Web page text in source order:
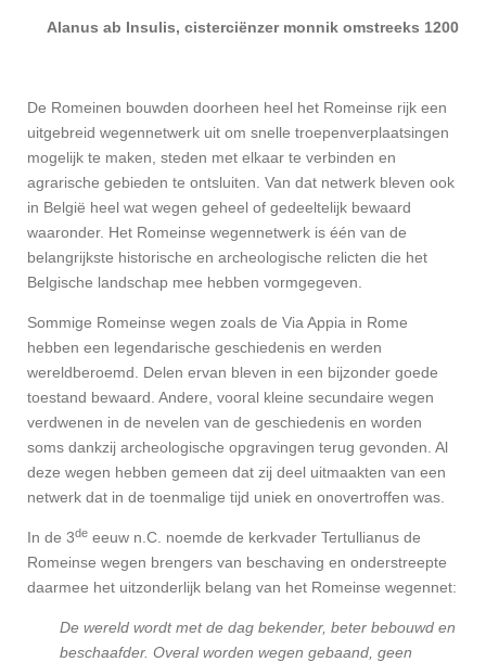
Alanus ab Insulis, cisterciënzer monnik omstreeks 1200
De Romeinen bouwden doorheen heel het Romeinse rijk een
uitgebreid wegennetwerk uit om snelle troepenverplaatsingen
mogelijk te maken, steden met elkaar te verbinden en
agrarische gebieden te ontsluiten. Van dat netwerk bleven ook
in België heel wat wegen geheel of gedeeltelijk bewaard
waaronder. Het Romeinse wegennetwerk is één van de
belangrijkste historische en archeologische relicten die het
Belgische landschap mee hebben vormgegeven.
Sommige Romeinse wegen zoals de Via Appia in Rome
hebben een legendarische geschiedenis en werden
wereldberoemd. Delen ervan bleven in een bijzonder goede
toestand bewaard. Andere, vooral kleine secundaire wegen
verdwenen in de nevelen van de geschiedenis en worden
soms dankzij archeologische opgravingen terug gevonden. Al
deze wegen hebben gemeen dat zij deel uitmaakten van een
netwerk dat in de toenmalige tijd uniek en onovertroffen was.
In de 3de eeuw n.C. noemde de kerkvader Tertullianus de
Romeinse wegen brengers van beschaving en onderstreepte
daarmee het uitzonderlijk belang van het Romeinse wegennet:
De wereld wordt met de dag bekender, beter bebouwd en
beschaafder. Overal worden wegen gebaand, geen